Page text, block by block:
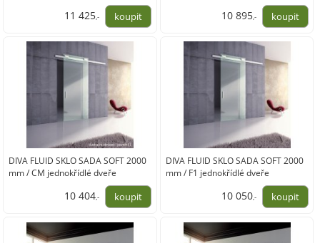
11 425,-
9 442,00
10 895,-
9 004,00
DIVA FLUID SKLO SADA SOFT 2000
mm / CM jednokřídlé dveře
10 404,-
DIVA FLUID SKLO SADA SOFT 2000
mm / F1 jednokřídlé dveře
10 050,-